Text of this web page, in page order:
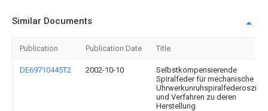
Similar Documents
Publication Publication Date Title
DE69710445T2 2002-10-10
Selbstkompensierende
Spiralfeder für mechanische
und Verfahren zu deren
Herstellung